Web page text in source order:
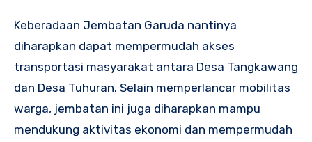
Keberadaan Jembatan Garuda nantinya
diharapkan dapat mempermudah akses
transportasi masyarakat antara Desa Tangkawang
dan Desa Tuhuran. Selain memperlancar mobilitas
warga, jembatan ini juga diharapkan mampu
mendukung aktivitas ekonomi dan mempermudah